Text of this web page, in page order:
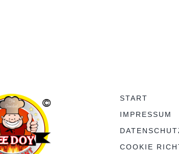
START
IMPRESSUM
COOKIE